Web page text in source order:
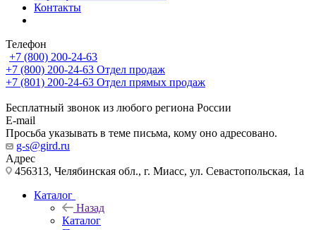
Контакты
Телефон
+7 (800) 200-24-63
+7 (800) 200-24-63 Отдел продаж
+7 (801) 200-24-63 Отдел прямых продаж
Бесплатный звонок из любого региона России
E-mail
Просьба указывать в теме письма, кому оно адресовано.
g-s@gird.ru
Адрес
456313, Челябинская обл., г. Миасс, ул. Севастопольская, 1а
Каталог
Назад
Каталог